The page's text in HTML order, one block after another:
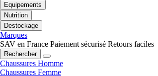
Equipements
Nutrition
Destockage
Marques
SAV en France Paiement sécurisé Retours faciles
Rechercher
Chaussures Homme
Chaussures Femme